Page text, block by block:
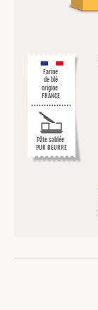
Farine
de blé
origine
FRANCE
Pâte sablée
PUR BEURRE